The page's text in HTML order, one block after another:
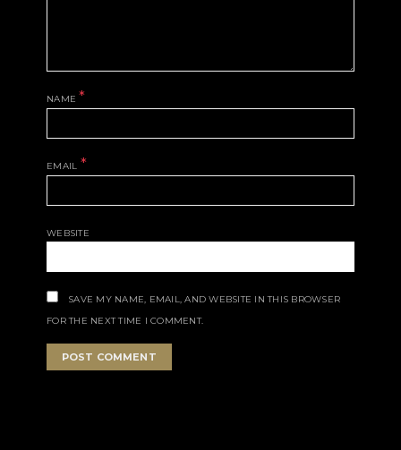
NAME*
EMAIL *
WEBSITE
SAVE MY NAME, EMAIL, AND WEBSITE IN THIS BROWSER
FOR THE NEXT TIME I COMMENT.